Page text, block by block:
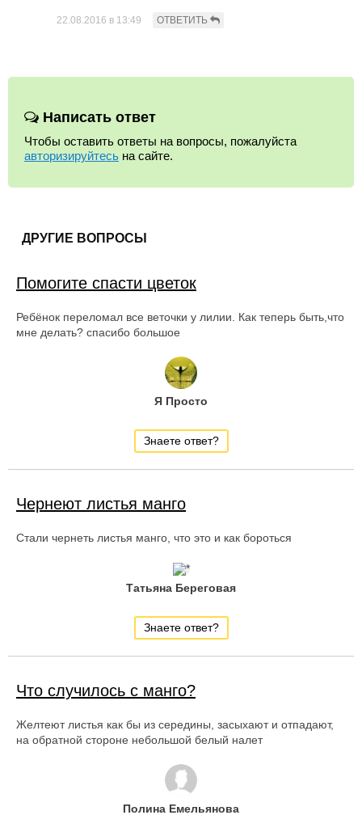
22.08.2016 в 13:49
Написать ответ
Чтобы оставить ответы на вопросы, пожалуйста
авторизируйтесь на сайте.
ДРУГИЕ ВОПРОСЫ
Помогите спасти цветок
Ребёнок переломал все веточки у лилии. Как теперь быть,что
мне делать? спасибо большое
Я Просто
Знаете ответ?
Чернеют листья манго
Стали чернеть листья манго, что это и как бороться
Татьяна Береговая
Знаете ответ?
Что случилось с манго?
Желтеют листья как бы из середины, засыхают и отпадают,
на обратной стороне небольшой белый налет
Полина Емельянова